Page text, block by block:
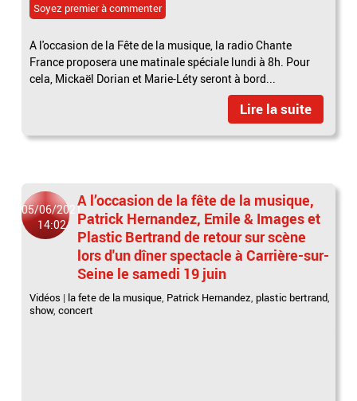
Soyez premier à commenter
A l'occasion de la Fête de la musique, la radio Chante
France proposera une matinale spéciale lundi à 8h. Pour
cela, Mickaël Dorian et Marie-Léty seront à bord...
Lire la suite
05/06/2021
14:02
A l’occasion de la fête de la musique,
Patrick Hernandez, Emile & Images et
Plastic Bertrand de retour sur scène
lors d'un dîner spectacle à Carrière-sur-
Seine le samedi 19 juin
Vidéos | la fete de la musique, Patrick Hernandez, plastic bertrand,
show,concert